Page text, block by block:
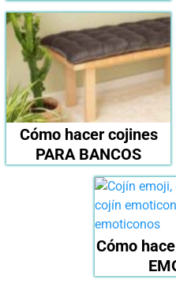
Cómo hacer cojines
PARA BANCOS
Cómo